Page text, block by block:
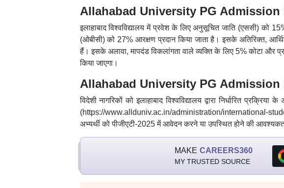
Allahabad University PG Admission
इलाहाबाद विश्वविद्यालय में प्रवेश के लिए अनुसूचित जाति (एससी) को
(ओबीसी) को 27% आरक्षण प्रदान किया जाता है। इसके अतिरिक्त,
हैं। इसके अलावा, मापदंड विकलांगता वाले व्यक्ति के लिए 5% कोटा और
किया जाएगा।
Allahabad University PG Admission
विदेशी नागरिकों को इलाहाबाद विश्वविद्यालय द्वारा निर्धारित प्रक्रिया
(https://www.allduniv.ac.in/administration/international-
अभ्यर्थी को पीजीएटी-2025 में आवेदन करने या उपस्थित होने की आवश्यकता
MAKE CAREERS360
MY TRUSTED SOURCE